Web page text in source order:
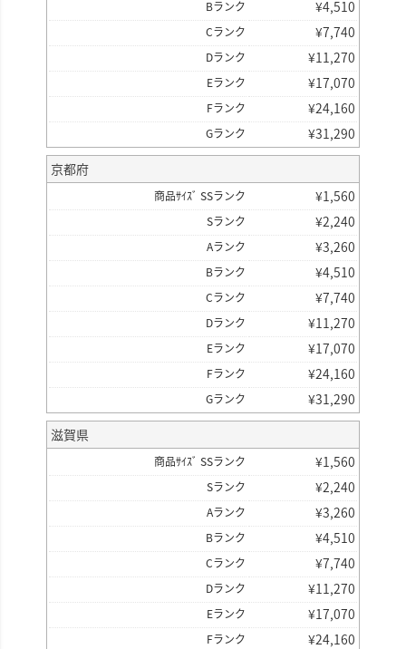
Bランク ¥4,510
Cランク ¥7,740
Dランク ¥11,270
Eランク ¥17,070
Fランク ¥24,160
Gランク ¥31,290
京都府
商品ｻｲｽﾞ SSランク ¥1,560
Sランク ¥2,240
Aランク ¥3,260
Bランク ¥4,510
Cランク ¥7,740
Dランク ¥11,270
Eランク ¥17,070
Fランク ¥24,160
Gランク ¥31,290
滋賀県
商品ｻｲｽﾞ SSランク ¥1,560
Sランク ¥2,240
Aランク ¥3,260
Bランク ¥4,510
Cランク ¥7,740
Dランク ¥11,270
Eランク ¥17,070
Fランク ¥24,160